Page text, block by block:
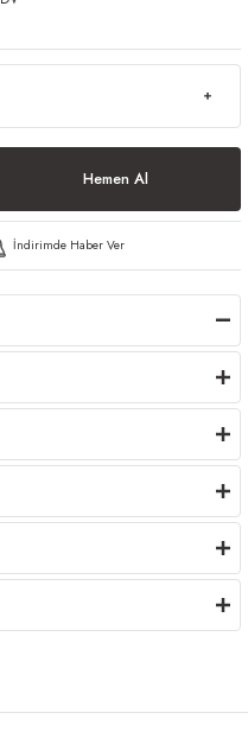
Hemen Al
İndirimde Haber Ver